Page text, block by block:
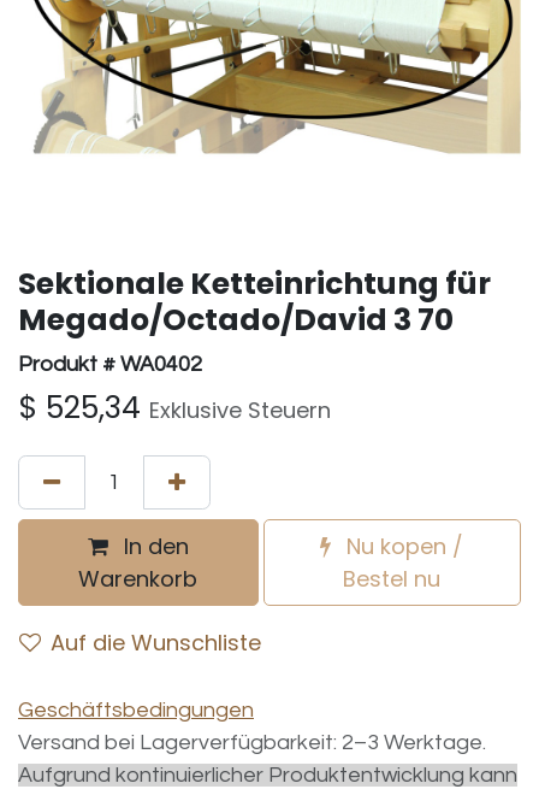
Sektionale Ketteinrichtung für
Megado/Octado/David 3 70
Produkt # WA0402
$ 525,34 Exklusive Steuern
In den
Warenkorb
Nu kopen /
Bestel nu
Auf die Wunschliste
Geschäftsbedingungen
Versand bei Lagerverfügbarkeit: 2–3 Werktage.
Aufgrund kontinuierlicher Produktentwicklung kann